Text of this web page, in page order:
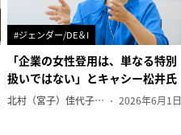
#ジェンダー/DE＆I
「企業の女性登用は、単なる特別
扱いではない」とキャシー松井氏
北村（宮子）佳代子（オルタナ輪番編集長） 2026年6月1日